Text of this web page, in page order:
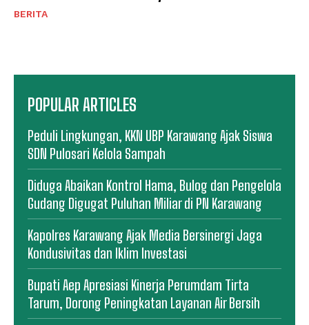
BERITA
POPULAR ARTICLES
Peduli Lingkungan, KKN UBP Karawang Ajak Siswa
SDN Pulosari Kelola Sampah
Diduga Abaikan Kontrol Hama, Bulog dan Pengelola
Gudang Digugat Puluhan Miliar di PN Karawang
Kapolres Karawang Ajak Media Bersinergi Jaga
Kondusivitas dan Iklim Investasi
Bupati Aep Apresiasi Kinerja Perumdam Tirta
Tarum, Dorong Peningkatan Layanan Air Bersih